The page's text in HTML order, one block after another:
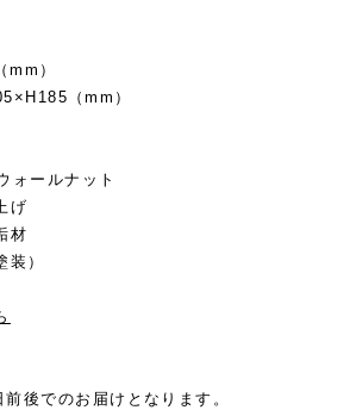
）
（mm）
ールナット
げ
材
）
後でのお届けとなります。